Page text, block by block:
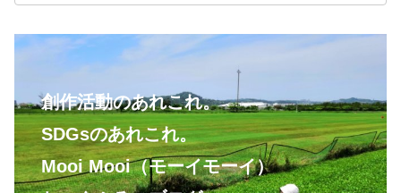
創作活動のあれこれ。
SDGsのあれこれ。
Mooi Mooi（モーイモーイ）